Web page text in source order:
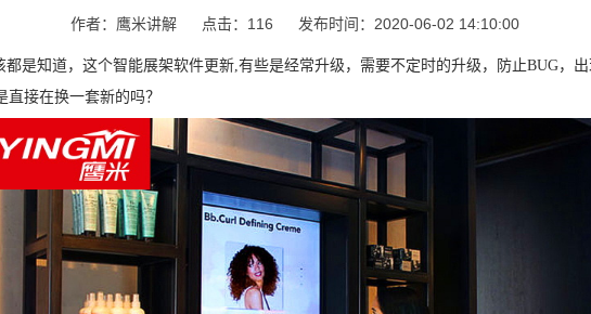
作者：鹰米讲解 点击：116 发布时间：2020-06-02 14:10:00
都是知道，这个智能展架软件更新,有些是经常升级，需要不定时的升级，防止BUG，
接在换一套新的吗？